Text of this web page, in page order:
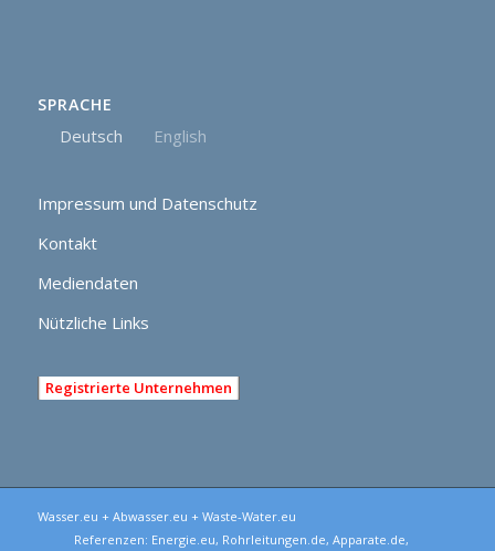
SPRACHE
Deutsch English
Impressum und Datenschutz
Kontakt
Mediendaten
Nützliche Links
Registrierte Unternehmen
Wasser.eu + Abwasser.eu + Waste-Water.eu
Referenzen: Energie.eu, Rohrleitungen.de, Apparate.de,